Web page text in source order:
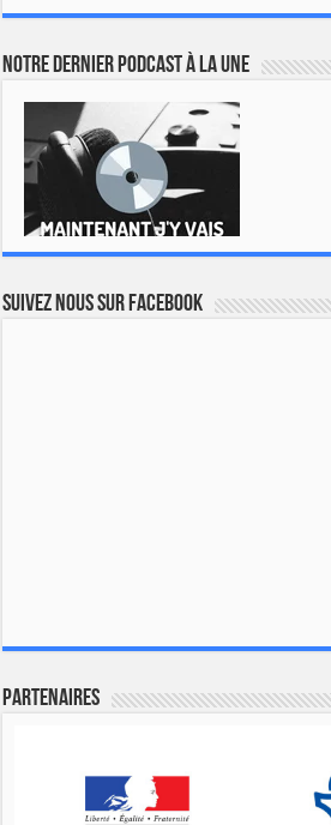
Notre dernier podcast à la une
Suivez nous sur Facebook
Partenaires